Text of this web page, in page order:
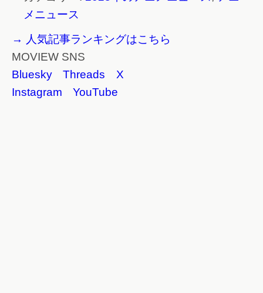
メニュース
→ 人気記事ランキングはこちら
MOVIEW SNS
Bluesky
Threads
X
Instagram
YouTube